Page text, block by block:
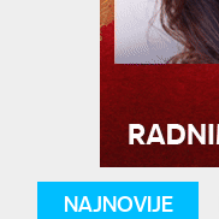
NAJNOVIJE